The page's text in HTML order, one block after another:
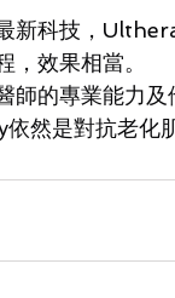
新科技，
，效果相當。
師的專業能力
然是對抗老化